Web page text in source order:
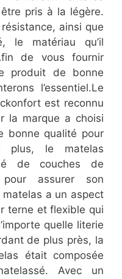
pris à la légère.
ainsi que
le matériau qu’il
de vous fournir
produit de bonne
l’essentiel.Le
est reconnu
la marque a choisi
bonne qualité pour
plus, le matelas
de couches de
assurer son
matelas a un aspect
terne et flexible qui
quelle literie
de plus près, la
était composée
Avec un